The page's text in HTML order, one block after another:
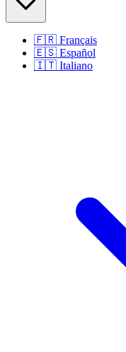
🇫🇷 Français
🇪🇸 Español
🇮🇹 Italiano